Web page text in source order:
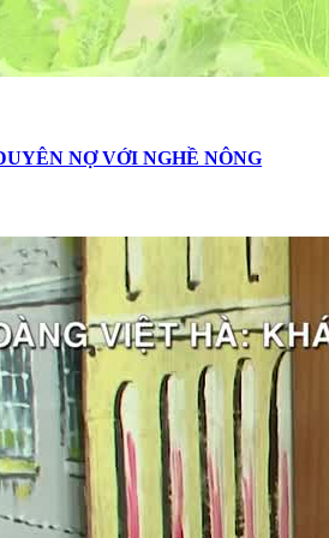
NỢ VỚI NGHỀ NÔNG